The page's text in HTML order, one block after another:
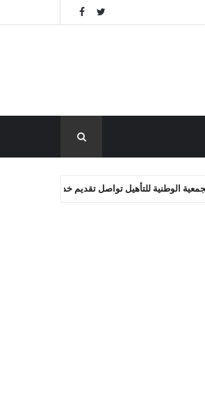
للتأهيل تواصل تقديم خدماتها العلاجية في غزة